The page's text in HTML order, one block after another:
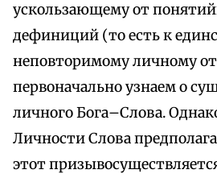
ускользающему от
дефиниций (то есть к
неповторимому личному
первоначально узнаем о
личного Бога–Слова.
Личности Слова
этот